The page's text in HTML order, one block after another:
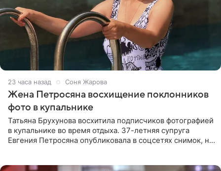
23 часа назад Соня Жарова
Жена Петросяна восхищение поклонников
фото в купальнике
Татьяна Брухунова восхитила подписчиков фотографией
в купальнике во время отдыха. 37-летняя супруга
Евгения Петросяна опубликовала в соцсетях снимок, на